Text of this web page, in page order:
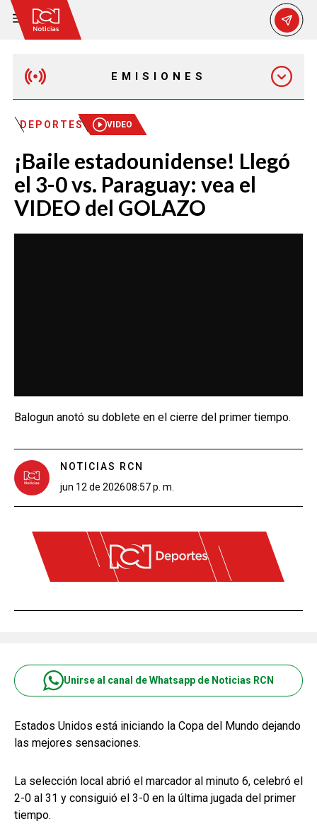
EMISIONES
MAÑANA EXPRESS
EMISIÓN 12:30 PM
EMISIÓN 7:00 PM
DEPORTES VIDEO
¡Baile estadounidense! Llegó
el 3-0 vs. Paraguay: vea el
VIDEO del GOLAZO
Balogun anotó su doblete en el cierre del primer tiempo.
NOTICIAS RCN
jun 12 de 202608:57 p. m.
Unirse al canal de Whatsapp de Noticias RCN
Estados Unidos está iniciando la Copa del Mundo dejando
las mejores sensaciones.
La selección local abrió el marcador al minuto 6, celebró el
2-0 al 31 y consiguió el 3-0 en la última jugada del primer
tiempo.